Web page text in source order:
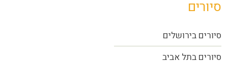
סיורים
סיורים בירושלים
סיורים בתל אביב